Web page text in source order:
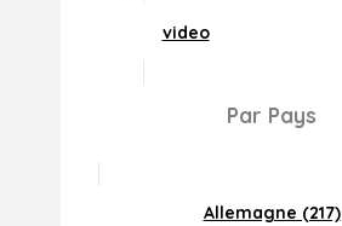
video
Par Pays
Allemagne (217)